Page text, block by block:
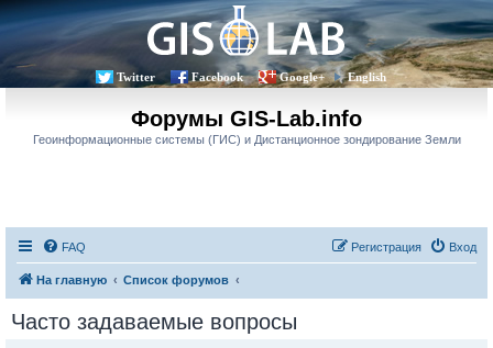
Twitter Facebook Google+ English
Форумы GIS-Lab.info
Геоинформационные системы (ГИС) и Дистанционное зондирование Земли
FAQ Вход
Регистрация
На главную Список форумов
Часто задаваемые вопросы